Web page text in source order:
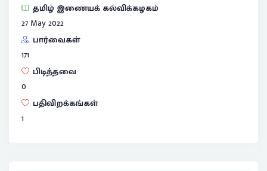
தமிழ் இணையக் கல்விக்கழகம்
27 May 2022
பார்வைகள்
171
பிடித்தவை
0
பதிவிறக்கங்கள்
1